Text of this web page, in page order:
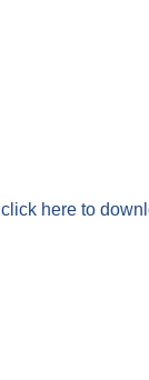
click here to